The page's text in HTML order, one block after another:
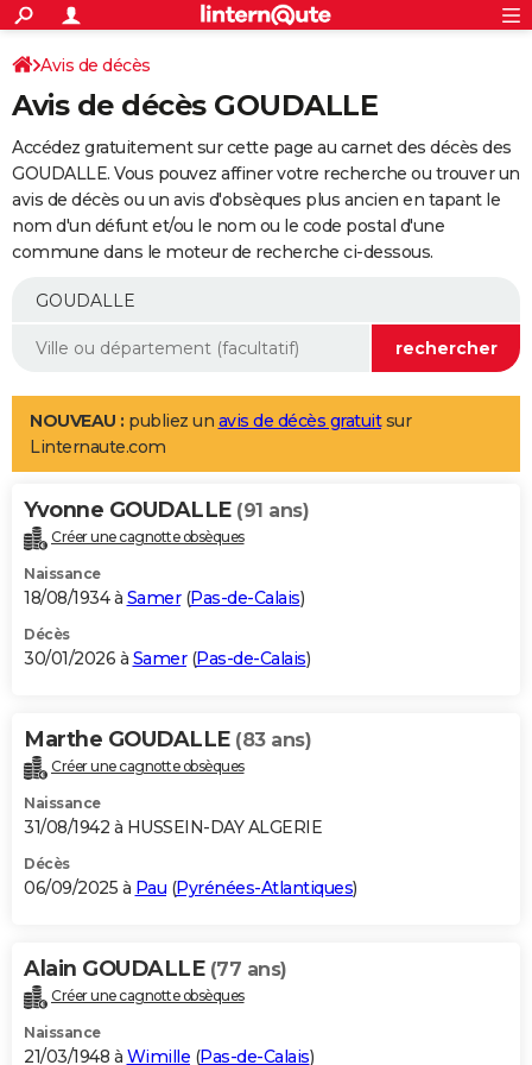
ACTUALITÉS
Politique
Société
Faits Divers
Education
Monde
Villes
+
SPORT
Coupe du monde 2026
Football
Tennis
Cyclisme
Rugby
Forum
Programme TV
TNT
Streaming
Cinéma
Sorties cinéma
Musique
+
FINANCE
Retraite
Epargne
Immobilier
Risques naturels par ville
Banque
Assurance
AUTO
Essais
Réserver un essai
Citadines
Berlines
SUV
Forum auto
+
Mobiles
Meilleur smartphone
Internet
Ordinateurs
Jeux vidéo
Guide high-tech
Aménagement intérieur
LIFESTYLE
Art de vivre
Bien-être
Loisirs
Mode
Modes de vie
Alimentation
Guide de la santé
Maladies
Médicaments
Sommeil
VOYAGE
Destinations
City break
Voyage nature
Voyage de noces
Forum
Climat
+PHOTO
GUIDES D'ACHAT
BONS PLANS
Carte de Noël
Carte Bonne année
Carte Saint-Valentin
Carte Pâques
Carte d'anniversaire
DICTIONNAIRE
Dictionnaire
Biographies
Citations
Expressions
Proverbes
PROGRAMME TV
S'inscrire
Se connecter
Lycées
Collèges
Primaires
Universités
Entreprises
Service militaire
Avis de recherche
AVIS DE DÉCÈS
Bricolage
Lifestyle
Culture
Sport
Auto
Television
Voyage
Cinema
Avis de décès
Avis de décès GOUDALLE
Accédez gratuitement sur cette page au carnet des décès des
GOUDALLE. Vous pouvez affiner votre recherche ou trouver un
avis de décès ou un avis d'obsèques plus ancien en tapant le
nom d'un défunt et/ou le nom ou le code postal d'une
commune dans le moteur de recherche ci-dessous.
NOUVEAU : publiez un avis de décès gratuitsur
Linternaute.com
Yvonne GOUDALLE (91 ans)
Créer une cagnotte obsèques
Naissance
18/08/1934 à Samer(Pas-de-Calais)
Décès
30/01/2026 à Samer(Pas-de-Calais)
Marthe GOUDALLE (83 ans)
Créer une cagnotte obsèques
Naissance
31/08/1942 à HUSSEIN-DAY ALGERIE
Décès
06/09/2025 à Pau (Pyrénées-Atlantiques)
Alain GOUDALLE (77 ans)
Créer une cagnotte obsèques
Naissance
21/03/1948 à Wimille (Pas-de-Calais)